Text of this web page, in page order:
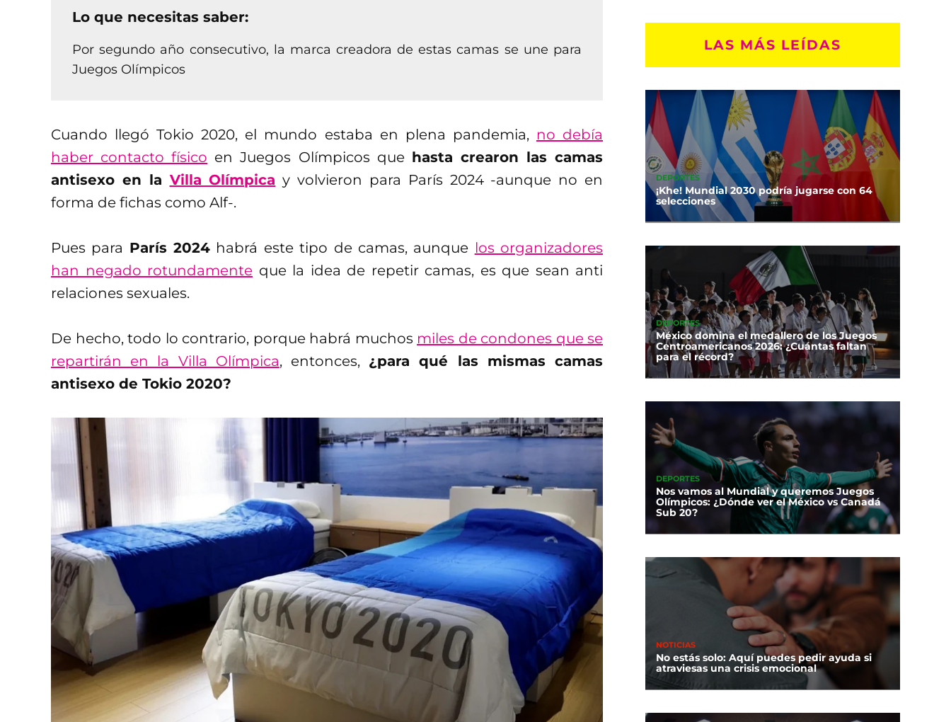
Lo que necesitas saber:
Por segundo año consecutivo, la marca creadora de estas camas se une para
Juegos Olímpicos
Cuando llegó Tokio 2020, el mundo estaba en plena pandemia, no debía
haber contacto físico en Juegos Olímpicos que hasta crearon las camas
antisexo en la Villa Olímpica y volvieron para París 2024 -aunque no en
forma de fichas como Alf-.
Pues para París 2024 habrá este tipo de camas, aunque los organizadores
han negado rotundamente que la idea de repetir camas, es que sean anti
relaciones sexuales.
De hecho, todo lo contrario, porque habrá muchos miles de condones que se
repartirán en la Villa Olímpica, entonces, ¿para qué las mismas camas
antisexo de Tokio 2020?
LAS MÁS LEÍDAS
DEPORTES
¡Khe! Mundial 2030 podría jugarse con 64
selecciones
DEPORTES
México domina el medallero de los Juegos
Centroamericanos 2026: ¿Cuántas faltan
para el récord?
DEPORTES
Nos vamos al Mundial y queremos Juegos
Olímpicos: ¿Dónde ver el México vs Canadá
Sub 20?
NOTICIAS
No estás solo: Aquí puedes pedir ayuda si
atraviesas una crisis emocional